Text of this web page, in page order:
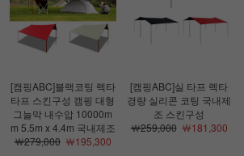
[캠핑ABC]블랙코팅 렉타
타프 스킨구성 캠핑 대형
그늘막 내수압 10000m
m 5.5m x 4.4m 국내제조
￦279,000￦195,300
[캠핑ABC]실 타프 렉타
경량 실리콘 코팅 국내제
조 스킨구성
￦259,000￦181,300